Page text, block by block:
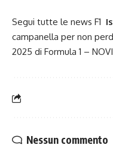
Segui tutte le news F1
campanella per non
2025 di Formula 1 –
Nessun commento